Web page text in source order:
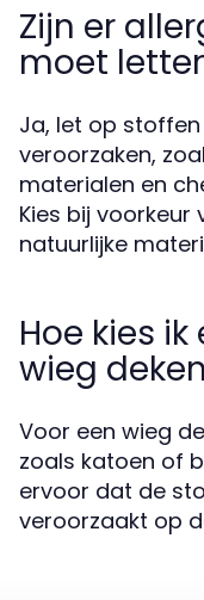
Zijn er
moet
Ja, let op
veroorzaken,
materialen en
Kies bij
natuurlijke
Hoe kies
wieg
Voor een wieg
zoals katoen of
ervoor dat de
veroorzaakt op